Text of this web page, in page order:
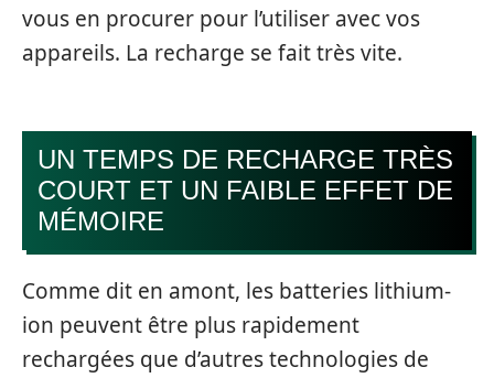
vous en procurer pour l’utiliser avec vos
appareils. La recharge se fait très vite.
UN TEMPS DE RECHARGE TRÈS
COURT ET UN FAIBLE EFFET DE
MÉMOIRE
Comme dit en amont, les batteries lithium-
ion peuvent être plus rapidement
rechargées que d’autres technologies de